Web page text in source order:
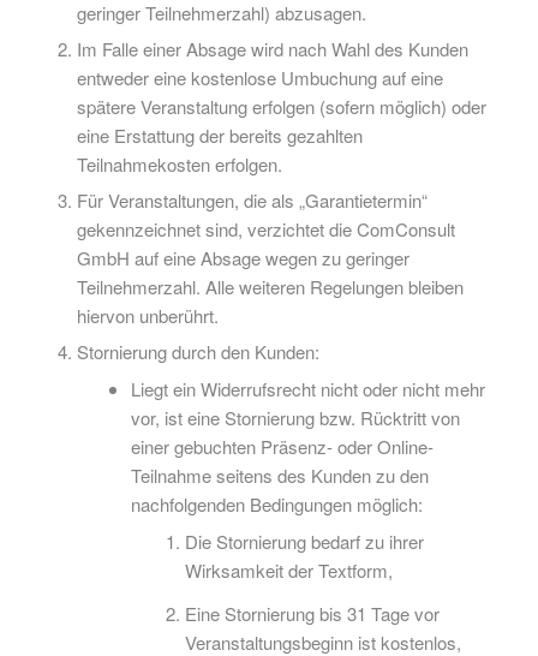
geringer Teilnehmerzahl) abzusagen.
Im Falle einer Absage wird nach Wahl des Kunden
entweder eine kostenlose Umbuchung auf eine
spätere Veranstaltung erfolgen (sofern möglich) oder
eine Erstattung der bereits gezahlten
Teilnahmekosten erfolgen.
Für Veranstaltungen, die als „Garantietermin“
gekennzeichnet sind, verzichtet die ComConsult
GmbH auf eine Absage wegen zu geringer
Teilnehmerzahl. Alle weiteren Regelungen bleiben
hiervon unberührt.
Stornierung durch den Kunden:
Liegt ein Widerrufsrecht nicht oder nicht mehr
vor, ist eine Stornierung bzw. Rücktritt von
einer gebuchten Präsenz- oder Online-
Teilnahme seitens des Kunden zu den
nachfolgenden Bedingungen möglich:
Die Stornierung bedarf zu ihrer
Wirksamkeit der Textform,
Eine Stornierung bis 31 Tage vor
Veranstaltungsbeginn ist kostenlos,